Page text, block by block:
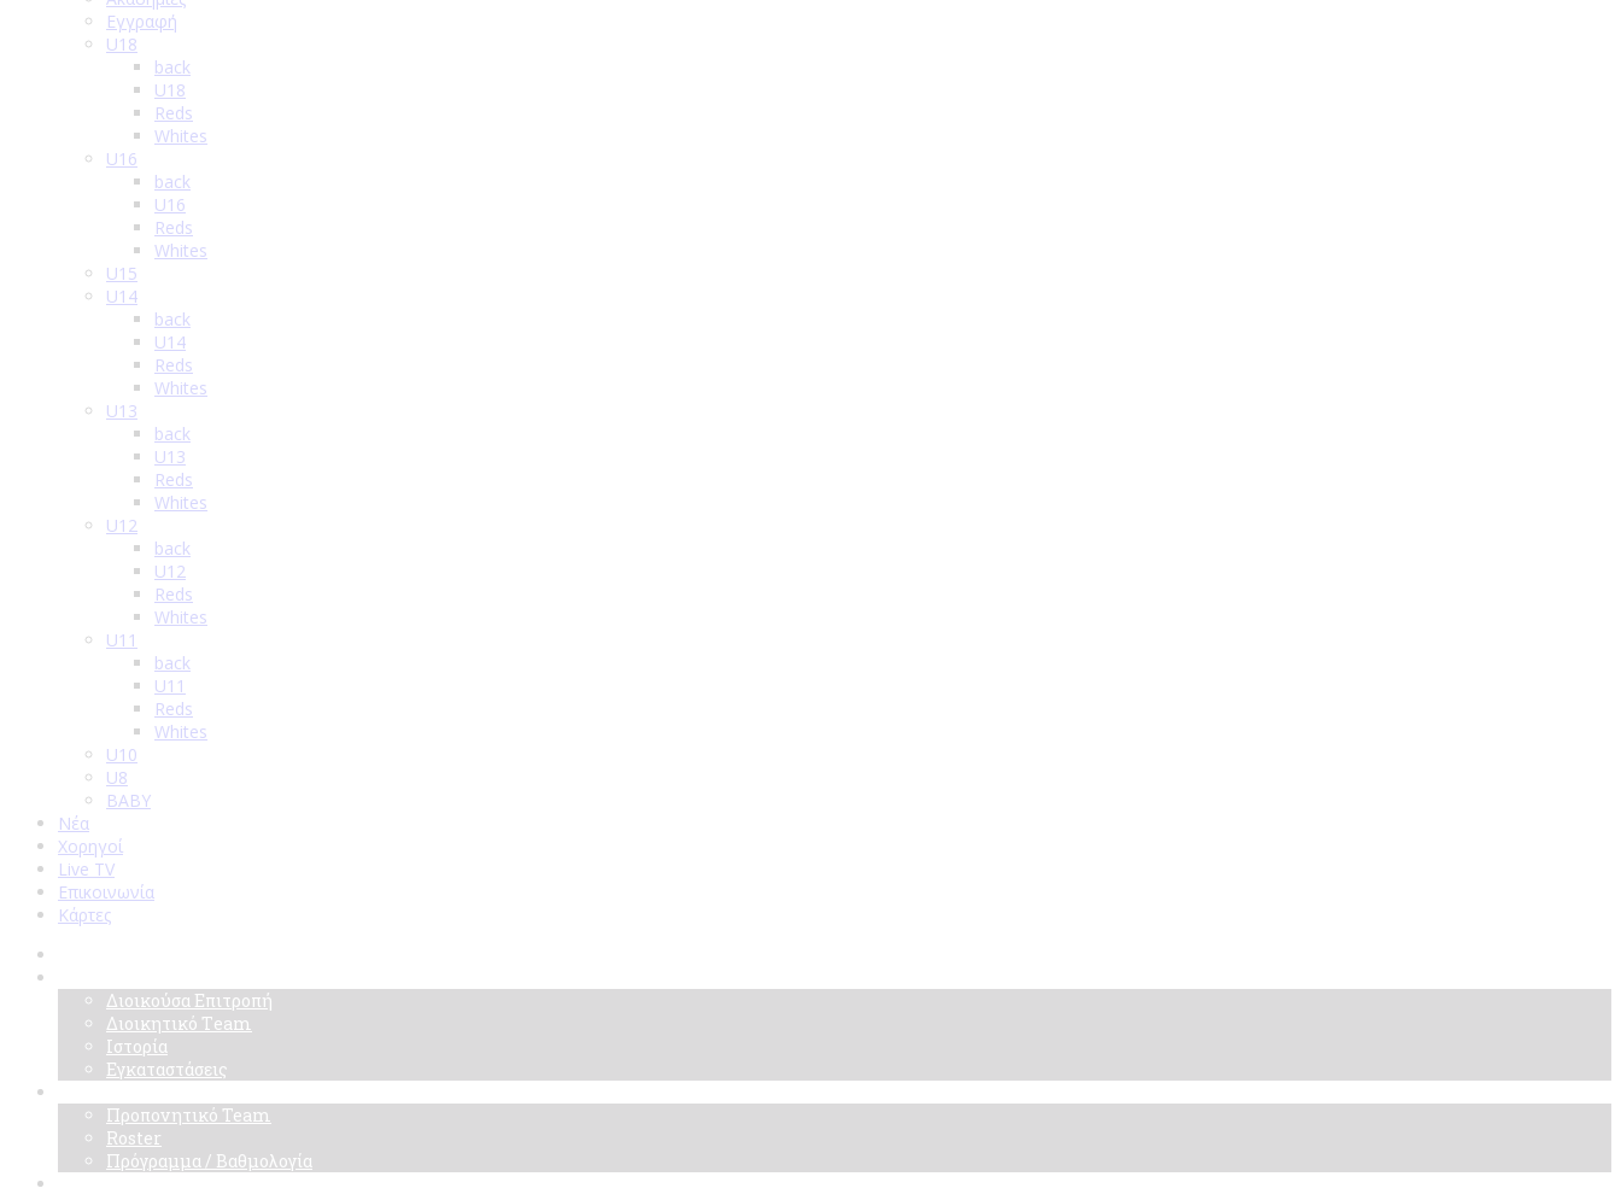
Εγγραφή
U18
back
U18
Reds
Whites
U16
back
U16
Reds
Whites
U15
U14
back
U14
Reds
Whites
U13
back
U13
Reds
Whites
U12
back
U12
Reds
Whites
U11
back
U11
Reds
Whites
U10
U8
BABY
Νέα
Χορηγοί
Live TV
Επικοινωνία
Κάρτες
Διοικούσα Επιτροπή
Διοικητικό Τeam
Ιστορία
Εγκαταστάσεις
Προπονητικό Team
Roster
Πρόγραμμα / Βαθμολογία